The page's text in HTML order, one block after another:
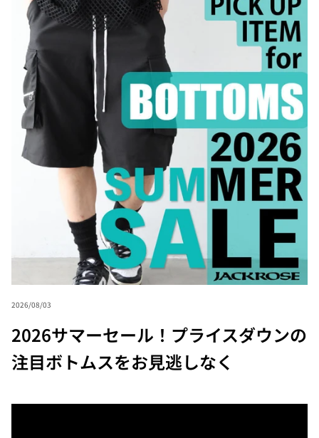
2026/08/03
2026サマーセール！プライスダウンの
注目ボトムスをお見逃しなく